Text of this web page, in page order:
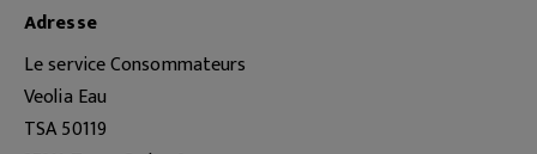
Adresse
Le service Consommateurs
Veolia Eau
TSA 50119